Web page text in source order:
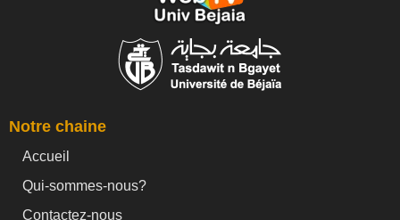
Notre chaine
Accueil
Qui-sommes-nous?
Contactez-nous